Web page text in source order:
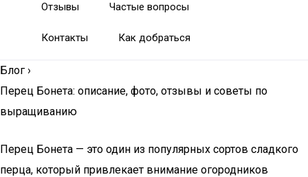
Отзывы Частые вопросы
Контакты Как добраться
Блог ›
Перец Бонета: описание, фото, отзывы и советы по
выращиванию
Перец Бонета — это один из популярных сортов сладкого
перца, который привлекает внимание огородников